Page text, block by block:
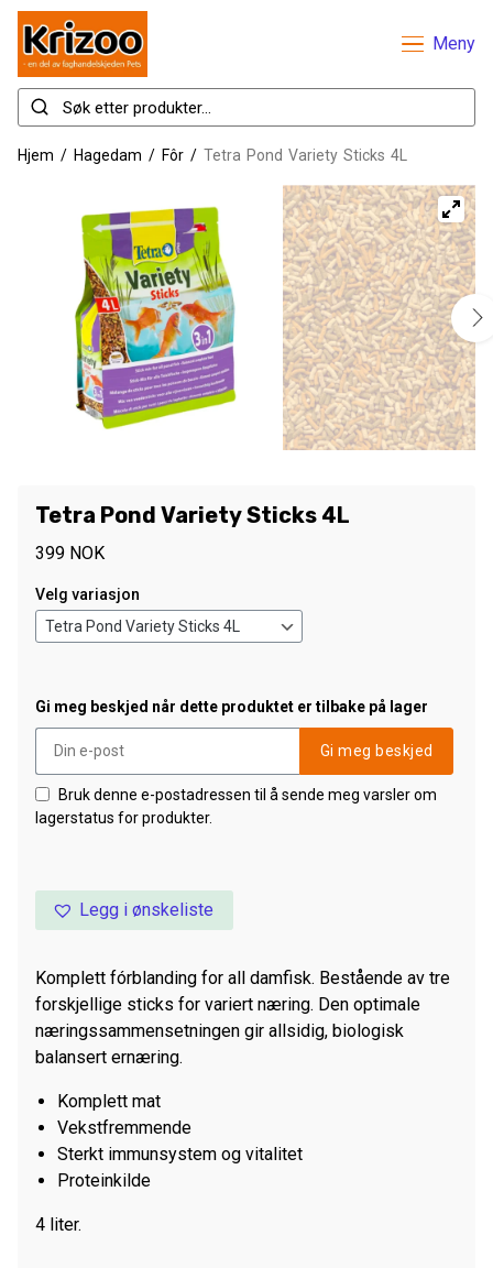
Meny
Hjem / Hagedam / Fôr / Tetra Pond Variety Sticks 4L
Tetra Pond Variety Sticks 4L
399 NOK
Velg variasjon
Gi meg beskjed når dette produktet er tilbake på lager
Gi meg beskjed
Bruk denne e-postadressen til å sende meg varsler om
lagerstatus for produkter.
Legg i ønskeliste
Komplett fórblanding for all damfisk. Bestående av tre
forskjellige sticks for variert næring. Den optimale
næringssammensetningen gir allsidig, biologisk
balansert ernæring.
Komplett mat
Vekstfremmende
Sterkt immunsystem og vitalitet
Proteinkilde
4 liter.